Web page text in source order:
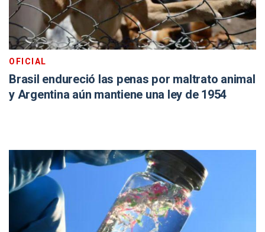
OFICIAL
Brasil endureció las penas por maltrato animal
y Argentina aún mantiene una ley de 1954